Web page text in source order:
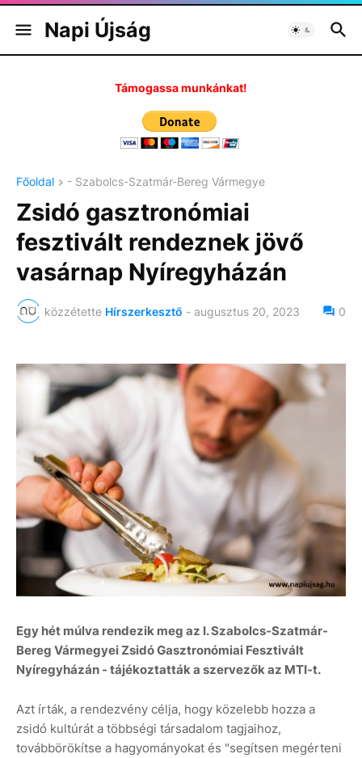
Napi Újság
Támogassa munkánkat!
Főoldal - Szabolcs-Szatmár-Bereg Vármegye
Zsidó gasztronómiai
fesztivált rendeznek jövő
vasárnap Nyíregyházán
közzétette Hírszerkesztő - augusztus 20, 2023 0
Egy hét múlva rendezik meg az I. Szabolcs-Szatmár-
Bereg Vármegyei Zsidó Gasztronómiai Fesztivált
Nyíregyházán - tájékoztatták a szervezők az MTI-t.
Azt írták, a rendezvény célja, hogy közelebb hozza a
zsidó kultúrát a többségi társadalom tagjaihoz,
továbbörökítse a hagyományokat és "segítsen megérteni